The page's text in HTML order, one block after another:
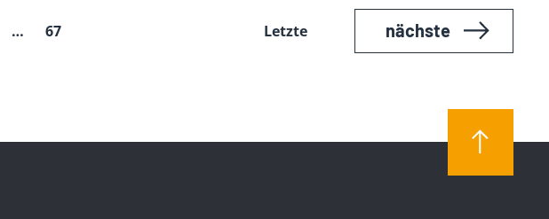
… 67 nächste
Letzte